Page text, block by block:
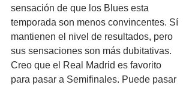
sensación de que los Blues esta
temporada son menos convincentes. Sí
mantienen el nivel de resultados, pero
sus sensaciones son más dubitativas.
Creo que el Real Madrid es favorito
para pasar a Semifinales. Puede pasar